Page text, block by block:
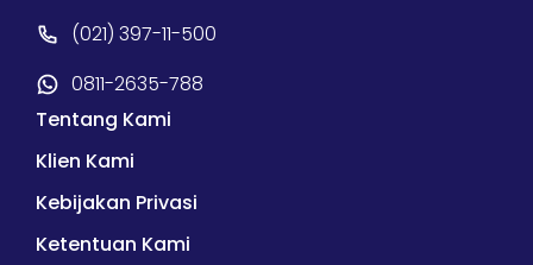
(021) 397-11-500
0811-2635-788
Tentang Kami
Klien Kami
Kebijakan Privasi
Ketentuan Kami